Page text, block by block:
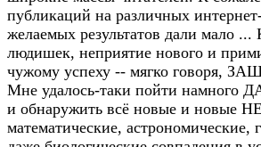
публикаций на различных
желаемых результатов дали мало ...
людишек, неприятие нового и
чужому успеху -- мягко говоря,
Мне удалось-таки пойти намного
и обнаружить всё новые и новые
математические, астрономические,